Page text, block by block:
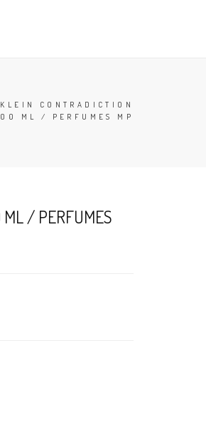
CONTRADICTION
ML / PERFUMES MP
ML / PERFUMES